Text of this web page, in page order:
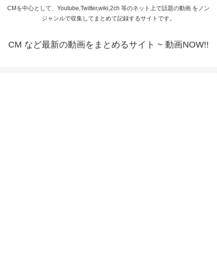
CMを中心として、Youtube,Twitter,wiki,2ch 等のネット上で話題の動画 をノン
ジャンルで収集してまとめて記録するサイトです。
CM など最新の動画をまとめるサイト ~ 動画NOW!!